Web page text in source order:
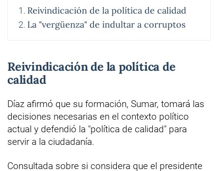
Reivindicación de la política de calidad
La "vergüenza" de indultar a corruptos
Reivindicación de la política de
calidad
Díaz afirmó que su formación, Sumar, tomará las
decisiones necesarias en el contexto político
actual y defendió la "política de calidad" para
servir a la ciudadanía.
Consultada sobre si considera que el presidente